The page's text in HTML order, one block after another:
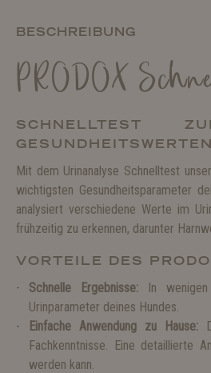
BESCHREIBUNG
PRODOX
SCHNELLTEST
GESUNDHEITSWERTEN
Mit dem Urinanalyse Schnelltest
wichtigsten Gesundheitsparameter
analysiert verschiedene Werte im
frühzeitig zu erkennen, darunter
VORTEILE DES
Schnelle Ergebnisse: In
Urinparameter deines Hundes.
Einfache Anwendung zu Hause:
Fachkenntnisse. Eine detaillierte
werden kann.